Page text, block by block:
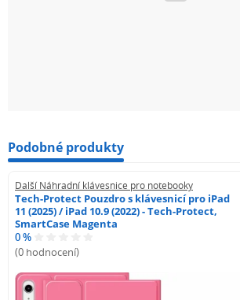
Podobné produkty
Další Náhradní klávesnice pro notebooky
Tech-Protect Pouzdro s klávesnicí pro iPad
11 (2025) / iPad 10.9 (2022) - Tech-Protect,
SmartCase Magenta
0 %
(0 hodnocení)